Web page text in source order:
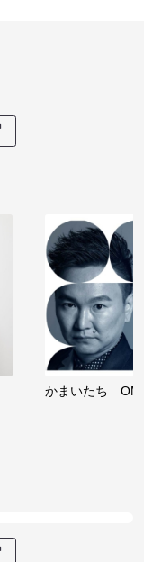
かまいたち